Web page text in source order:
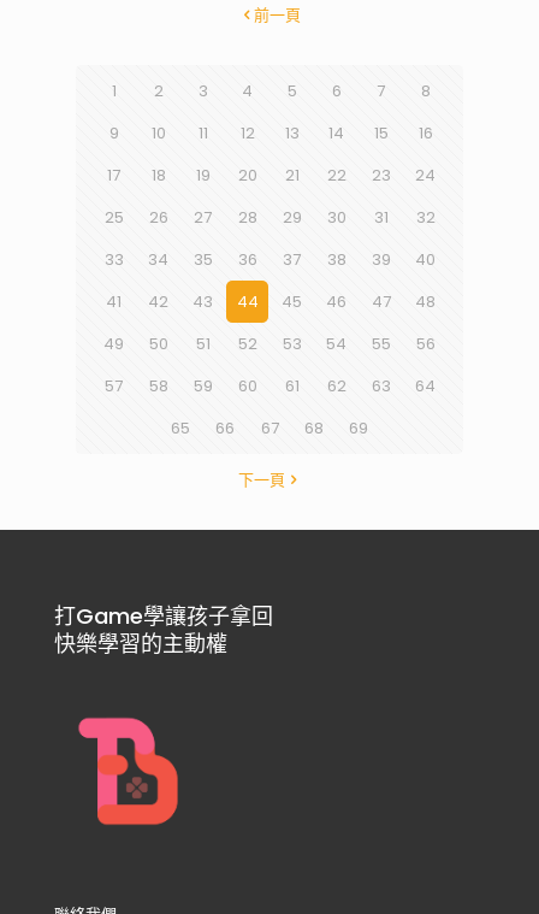
前一頁
1 2 3 4 5 6 7
8
9
10 11 12 13 14 15
16
17
18 19 20 21 22 23
24
25
26 27 28 29 30 31
32
33
34 35 36 37 38 39
40
41
42 43 44 45 46 47
48
49
50 51 52 53 54 55
56
57
58 59 60 61 62 63
64
65
66 67 68 69
下一頁
打Game學讓孩子拿回
快樂學習的主動權